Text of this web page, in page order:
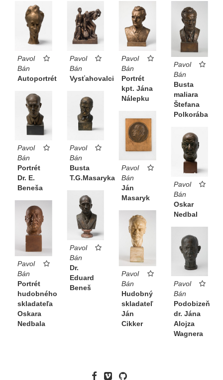
Pavol
Bán
Autoportrét
Pavol
Bán
Vysťahovalci
Pavol
Bán
Portrét
kpt. Jána
Nálepku
Pavol
Bán
Busta
maliara
Štefana
Polkorába
Pavol
Bán
Portrét
Dr. E.
Beneša
Pavol
Bán
Busta
T.G.Masaryka
Pavol
Bán
Ján
Masaryk
Pavol
Bán
Oskar
Nedbal
Pavol
Bán
Dr.
Eduard
Beneš
Pavol
Bán
Portrét
hudobného
skladateľa
Oskara
Nedbala
Pavol
Bán
Hudobný
skladateľ
Ján
Cikker
Pavol
Bán
Podobizeň
dr. Jána
Alojza
Wagnera